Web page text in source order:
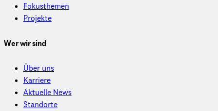
Fokusthemen
Projekte
Wer wir sind
Über uns
Karriere
Aktuelle News
Standorte